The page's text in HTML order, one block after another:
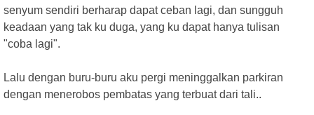
senyum sendiri berharap dapat ceban lagi, dan sungguh
keadaan yang tak ku duga, yang ku dapat hanya tulisan
"coba lagi".
Lalu dengan buru-buru aku pergi meninggalkan parkiran
dengan menerobos pembatas yang terbuat dari tali..